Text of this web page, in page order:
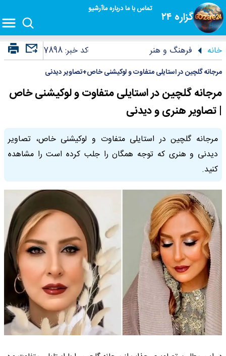
گزاره ۲۴
تماس با مادرباره ماآرشیو
خانه فرهنگ و هنر کد خبر:7898
مرجانه گلچین در استایلی متفاوت و لوکیشنی خاص+تصاویر دیدنی
مرجانه گلچین در استایلی متفاوت و لوکیشنی خاص
| تصاویر هنری و دیدنی
مرجانه گلچین در استایلی متفاوت و لوکیشنی خاص، تصاویر
دیدنی و هنری که توجه همگان را جلب کرده است را مشاهده
کنید.